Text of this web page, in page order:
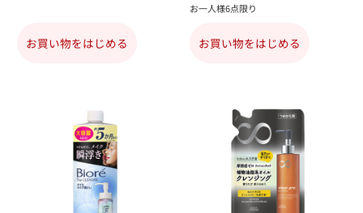
お買い物をはじめる
お一人様6点限り
お買い物をはじめる